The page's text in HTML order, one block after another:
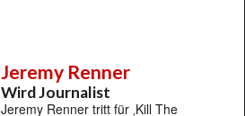
Jeremy Renner
Wird Journalist
Jeremy Renner tritt für ‚Kill The